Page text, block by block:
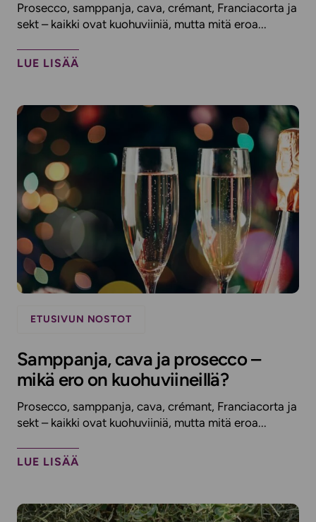
Prosecco, samppanja, cava, crémant, Franciacorta ja
sekt – kaikki ovat kuohuviiniä, mutta mitä eroa...
LUE LISÄÄ
ETUSIVUN NOSTOT
Samppanja, cava ja prosecco –
mikä ero on kuohuviineillä?
Prosecco, samppanja, cava, crémant, Franciacorta ja
sekt – kaikki ovat kuohuviiniä, mutta mitä eroa...
LUE LISÄÄ